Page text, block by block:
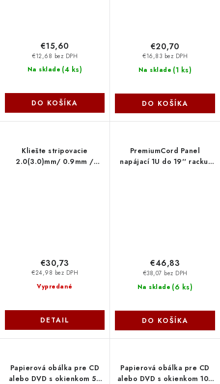
Na sklade (4 ks)
€12,68 bez DPH
€15,60
DO KOŠÍKA
Na sklade (1 ks)
€16,83 bez DPH
€20,70
DO KOŠÍKA
Kliešte stripovacie
2.0(3.0)mm/ 0.9mm /
Vypredané
€24,98 bez DPH
€30,73
DETAIL
PremiumCord Panel
napájací 1U do 19'' racku,
Na sklade (6 ks)
€38,07 bez DPH
€46,83
DO KOŠÍKA
Papierová obálka pre CD
alebo DVD s okienkom 50
Papierová obálka pre CD
alebo DVD s okienkom 100